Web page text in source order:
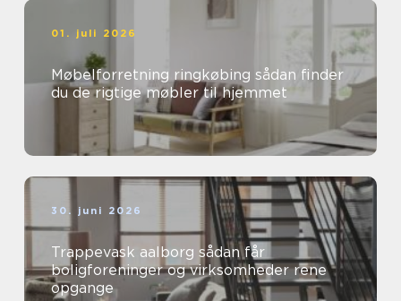
01. juli 2026
Møbelforretning ringkøbing sådan finder
du de rigtige møbler til hjemmet
30. juni 2026
Trappevask aalborg sådan får
boligforeninger og virksomheder rene
opgange